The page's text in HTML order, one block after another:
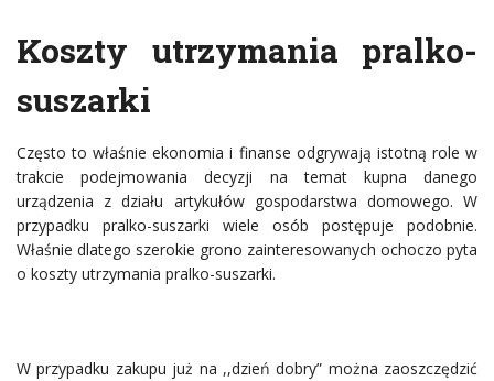
Koszty utrzymania pralko-
suszarki
Często to właśnie ekonomia i finanse odgrywają istotną role w
trakcie podejmowania decyzji na temat kupna danego
urządzenia z działu artykułów gospodarstwa domowego. W
przypadku pralko-suszarki wiele osób postępuje podobnie.
Właśnie dlatego szerokie grono zainteresowanych ochoczo pyta
o koszty utrzymania pralko-suszarki.
W przypadku zakupu już na ,,dzień dobry” można zaoszczędzić